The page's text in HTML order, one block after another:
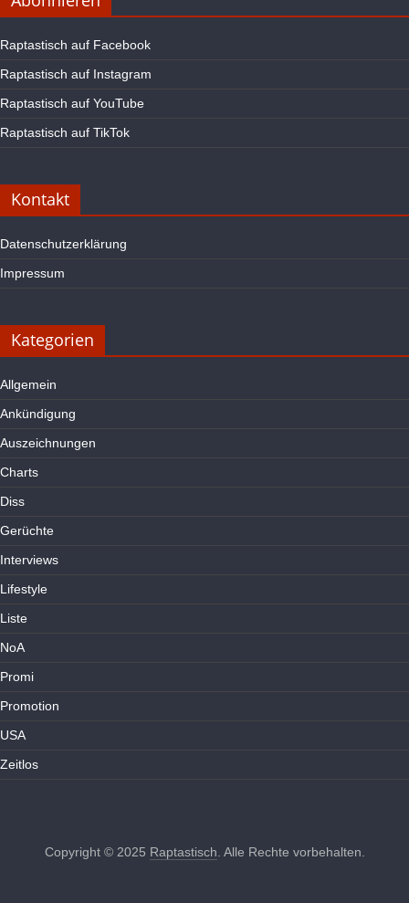
Raptastisch auf Facebook
Raptastisch auf Instagram
Raptastisch auf YouTube
Raptastisch auf TikTok
Kontakt
Datenschutzerklärung
Impressum
Kategorien
Allgemein
Ankündigung
Auszeichnungen
Charts
Diss
Gerüchte
Interviews
Lifestyle
Liste
NoA
Promi
Promotion
USA
Zeitlos
Copyright © 2025 Raptastisch. Alle Rechte vorbehalten.